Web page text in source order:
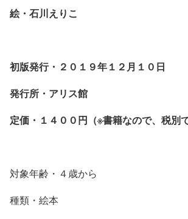
絵・石川えりこ
初版発行・２０１９年１２月１０日
発行所・アリス館
定価・１４００円（※書籍なので、税別
対象年齢・４歳から
種類・絵本